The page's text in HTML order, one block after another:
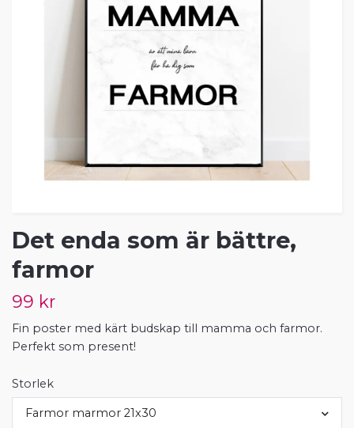
Det enda som är bättre,
farmor
99 kr
Fin poster med kärt budskap till mamma och farmor.
Perfekt som present!
Storlek
Farmor marmor 21x30